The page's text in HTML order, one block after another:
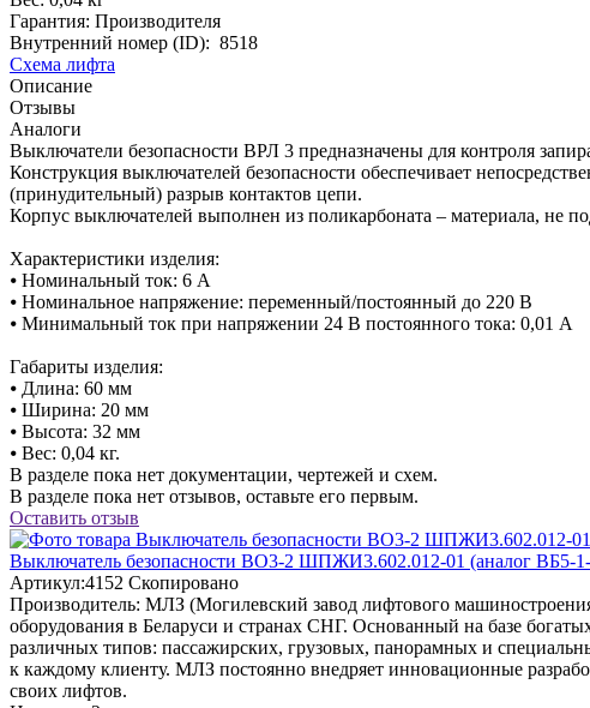
Гарантия: Производителя
Внутренний номер (ID): 8518
Схема лифта
Описание
Отзывы
Аналоги
Выключатели безопасности ВРЛ 3 предназначены для контроля
Конструкция выключателей безопасности обеспечивает
(принудительный) разрыв контактов цепи.
Корпус выключателей выполнен из поликарбоната – материала, не
Характеристики изделия:
⦁ Номинальный ток: 6 А
⦁ Номинальное напряжение: переменный/постоянный до 220 В
⦁ Минимальный ток при напряжении 24 В постоянного тока: 0,01 А
Габариты изделия:
⦁ Длина: 60 мм
⦁ Ширина: 20 мм
⦁ Высота: 32 мм
⦁ Вес: 0,04 кг.
В разделе пока нет документации, чертежей и схем.
В разделе пока нет отзывов, оставьте его первым.
Оставить отзыв
Выключатель безопасности ВО3-2 ШПЖИ3.602.012-01 (аналог ВБ5-
Артикул:4152 Скопировано
Производитель: МЛЗ (Могилевский завод лифтового
оборудования в Беларуси и странах СНГ. Основанный на базе
различных типов: пассажирских, грузовых, панорамных и
к каждому клиенту. МЛЗ постоянно внедряет инновационные
своих лифтов.